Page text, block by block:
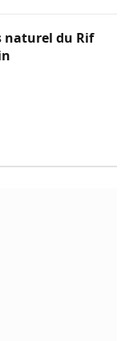
naturel du Rif